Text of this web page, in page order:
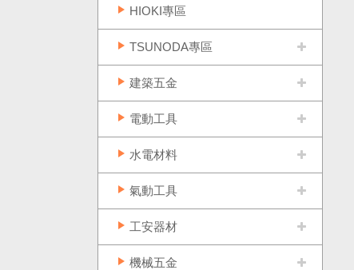
HIOKI專區
TSUNODA專區
建築五金
電動工具
水電材料
氣動工具
工安器材
機械五金